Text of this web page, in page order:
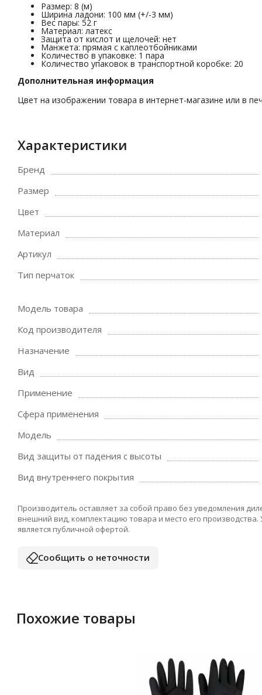
Размер: 8 (м)
Ширина ладони: 100 мм (+/-3 мм)
Вес пары: 52 г
Материал: латекс
Защита от кислот и щелочей: нет
Манжета: прямая с каплеотбойниками
Количество в упаковке: 1 пара
Количество упаковок в транспортной коробке: 20
Дополнительная информация
Цвет на изображении товара в интернет-магазине или в
Характеристики
Бренд
Размер
Цвет
Материал
Артикул
Тип перчаток
Модель товара
Код производителя
Назначение
Вид
Применение
Сфера применения
Модель
Вид защиты от падения с высоты
Вид внутреннего покрытия
Производитель оставляет за собой право без уведомления
внешний вид, комплектацию товара и место его
является публичной офертой.
Сообщить о неточности
Похожие товары